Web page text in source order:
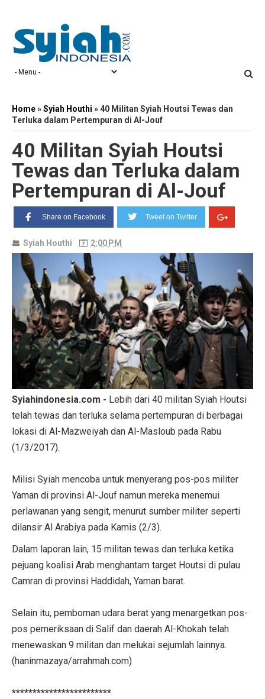
Home»Syiah Houthi »40 Militan Syiah Houtsi Tewas dan
Terluka dalam Pertempuran di Al-Jouf
40 Militan Syiah Houtsi
Tewas dan Terluka dalam
Pertempuran di Al-Jouf
Share on Facebook Tweet on Twitter
Syiah Houthi 2:00 PM
Syiahindonesia.com - Lebih dari 40 militan Syiah Houtsi
telah tewas dan terluka selama pertempuran di berbagai
lokasi di Al-Mazweiyah dan Al-Masloub pada Rabu
(1/3/2017).
Milisi Syiah mencoba untuk menyerang pos-pos militer
Yaman di provinsi Al-Jouf namun mereka menemui
perlawanan yang sengit, menurut sumber militer seperti
dilansir Al Arabiya pada Kamis (2/3).
Dalam laporan lain, 15 militan tewas dan terluka ketika
pejuang koalisi Arab menghantam target Houtsi di pulau
Camran di provinsi Haddidah, Yaman barat.
Selain itu, pemboman udara berat yang menargetkan pos-
pos pemeriksaan di Salif dan daerah Al-Khokah telah
menewaskan 9 militan dan melukai sejumlah lainnya.
(haninmazaya/arrahmah.com)
************************